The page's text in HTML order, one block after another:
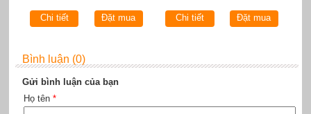
Chi tiết Đặt mua Chi tiết Đặt mua
Bình luận (0)
Gửi bình luận của bạn
Họ tên *